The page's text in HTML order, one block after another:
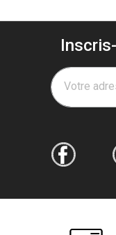
Votre